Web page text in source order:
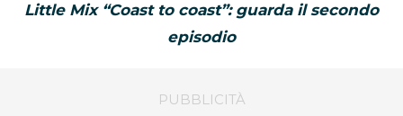
Little Mix “Coast to coast”: guarda il secondo
episodio